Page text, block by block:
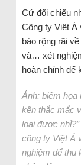
Cứ đối chiếu
Công ty Việt
báo rộng rãi
và… xét
hoàn chỉnh
Ảnh: biếm họa
kền thắc mắc
loại được
công ty Việt Á
nghiệm để thu